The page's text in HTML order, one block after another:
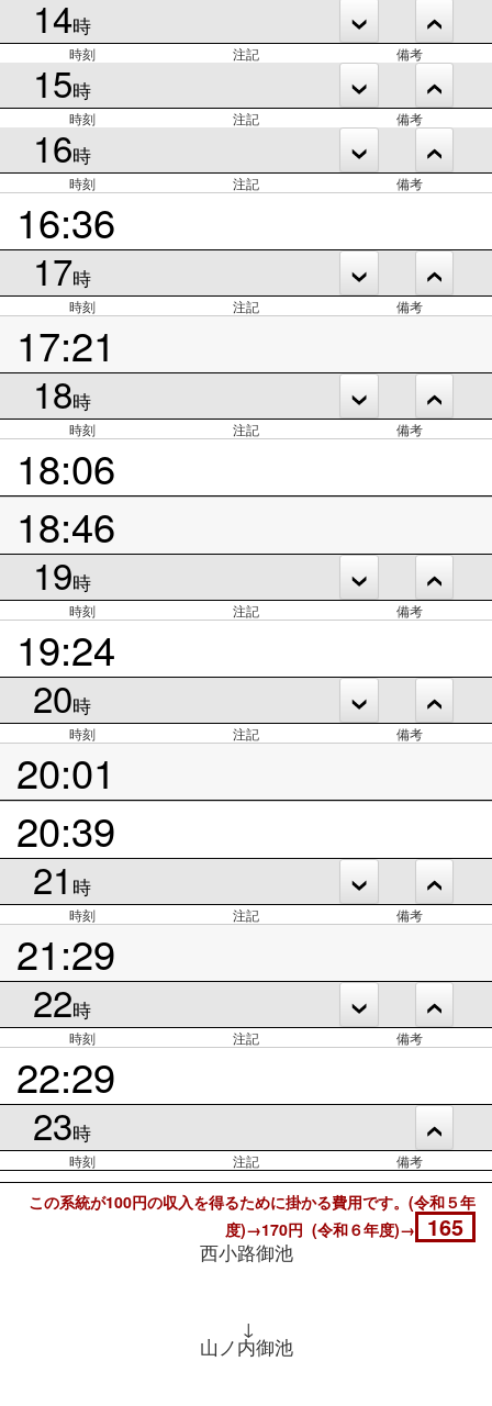
14時
時刻 注記 備考
15時
時刻 注記 備考
16時
時刻 注記 備考
16:36
17時
時刻 注記 備考
17:21
18時
時刻 注記 備考
18:06
18:46
19時
時刻 注記 備考
19:24
20時
時刻 注記 備考
20:01
20:39
21 時
時刻 注記 備考
21:29
22時
時刻 注記 備考
22:29
23時
時刻 注記 備考
この系統が100円の収入を得るために掛かる費用です。(令和５年
度)→170円 (令和６年度)→
165
西小路御池
↓
山ノ内御池